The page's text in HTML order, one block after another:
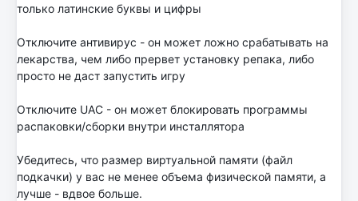
только латинские буквы и цифры
Отключите антивирус - он может ложно срабатывать на
лекарства, чем либо прервет установку репака, либо
просто не даст запустить игру
Отключите UAC - он может блокировать программы
распаковки/сборки внутри инсталлятора
Убедитесь, что размер виртуальной памяти (файл
подкачки) у вас не менее объема физической памяти, а
лучше - вдвое больше.